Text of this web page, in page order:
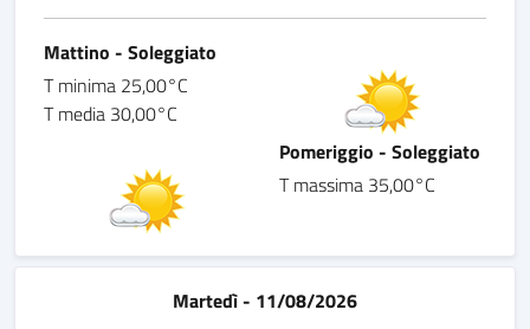
Mattino - Soleggiato
T minima 25,00°C
T media 30,00°C
Pomeriggio - Soleggiato
T massima 35,00°C
Martedì - 11/08/2026